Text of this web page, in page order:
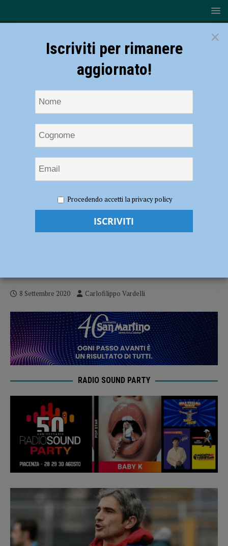
Nibbiano Valtidone, mister Curti: “Vogliamo ripeterci ad alto
livello” – AUDIO
Nibbiano Valtidone, mister Curti:
8 Settembre 2020 Carlofilippo Vardelli
RADIO SOUND PARTY
×
Iscriviti per rimanere
aggiornato!
Procedendo accetti la privacy policy